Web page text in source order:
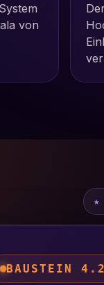
von
★
BAUSTEIN